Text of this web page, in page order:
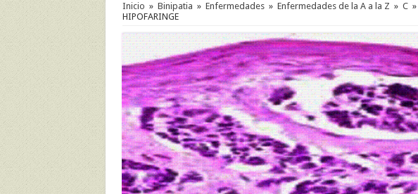
Inicio » Binipatia » Enfermedades » Enfermedades de la A a la Z » C »
HIPOFARINGE